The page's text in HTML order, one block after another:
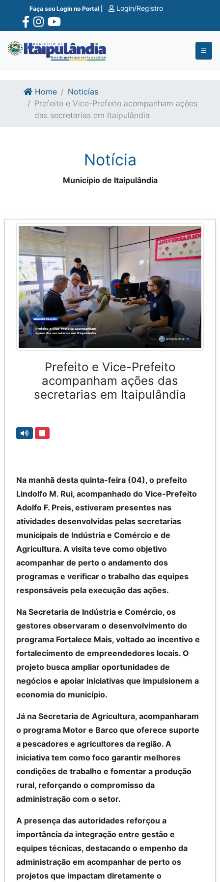
Ir para o conte�do
Ir para o fim do conte�do
Faça seu Login no Portal | Login/Registro
Home
Noticías
Prefeito e Vice-Prefeito acompanham ações
das secretarias em Itaipulândia
Notícia
Município de Itaipulândia
Prefeito e Vice-Prefeito
acompanham ações das
secretarias em Itaipulândia
Na manhã desta quinta-feira (04), o prefeito
Lindolfo M. Rui, acompanhado do Vice-Prefeito
Adolfo F. Preis, estiveram presentes nas
atividades desenvolvidas pelas secretarias
municipais de Indústria e Comércio e de
Agricultura. A visita teve como objetivo
acompanhar de perto o andamento dos
programas e verificar o trabalho das equipes
responsáveis pela execução das ações.
Na Secretaria de Indústria e Comércio, os
gestores observaram o desenvolvimento do
programa Fortalece Mais, voltado ao incentivo e
fortalecimento de empreendedores locais. O
projeto busca ampliar oportunidades de
negócios e apoiar iniciativas que impulsionem a
economia do município.
Já na Secretaria de Agricultura, acompanharam
o programa Motor e Barco que oferece suporte
a pescadores e agricultores da região. A
iniciativa tem como foco garantir melhores
condições de trabalho e fomentar a produção
rural, reforçando o compromisso da
administração com o setor.
A presença das autoridades reforçou a
importância da integração entre gestão e
equipes técnicas, destacando o empenho da
administração em acompanhar de perto os
projetos que impactam diretamente o